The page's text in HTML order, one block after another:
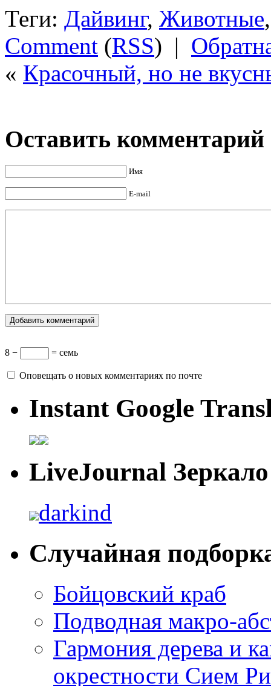
Теги: Дайвинг, Животные
Comment (RSS) |
« Красочный, но не
Оставить комментарий
Имя
E-mail
8 − = семь
Оповещать о новых комментариях по почте
Instant Google
LiveJournal Зеркало
darkind
Случайная
Бойцовский краб
Подводная макро-
Гармония дерева и
окрестности Сием